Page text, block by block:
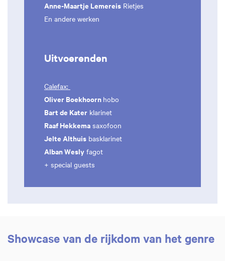
Anne-Maartje Lemereis Rietjes
En andere werken
Uitvoerenden
Calefax:
Oliver Boekhoorn hobo
Bart de Kater klarinet
Raaf Hekkema saxofoon
Jelte Althuis basklarinet
Alban Wesly fagot
+ special guests
Showcase van de rijkdom van het genre